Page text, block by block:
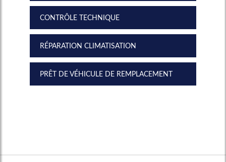
CONTRÔLE TECHNIQUE
RÉPARATION CLIMATISATION
PRÊT DE VÉHICULE DE REMPLACEMENT